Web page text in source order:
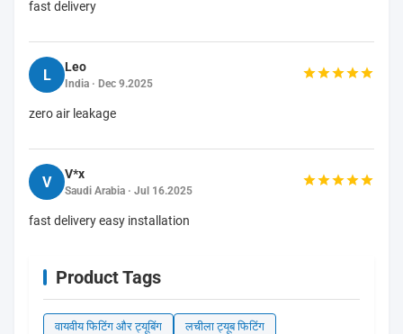
fast delivery
L Leo
India · Dec 9.2025
zero air leakage
V V*x
Saudi Arabia · Jul 16.2025
fast delivery easy installation
Product Tags
वायवीय फिटिंग और ट्यूबिंग
लचीला ट्यूब फिटिंग